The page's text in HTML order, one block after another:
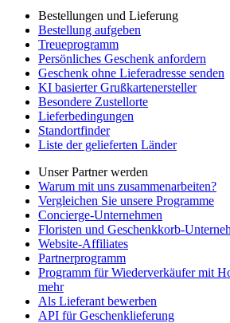
Bestellungen und Lieferung
Bestellung aufgeben
Treueprogramm
Persönliches Geschenk anfordern
Geschenk ohne Lieferadresse senden
KI basierter Grußkartenersteller
Besondere Zustellorte
Lieferbedingungen
Standortfinder
Liste der gelieferten Länder
Unser Partner werden
Warum mit uns zusammenarbeiten?
Vergleichen Sie unsere Programme
Concierge-Unternehmen
Floristen und Geschenkkorb-
Website-Affiliates
Partnerprogramm
Programm für Wiederverkäufer mit
mehr
Als Lieferant bewerben
API für Geschenklieferung